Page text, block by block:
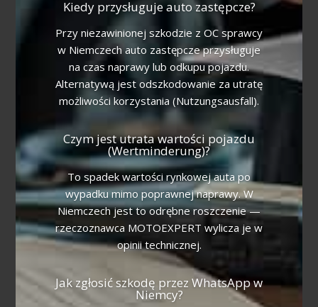
Kiedy przysługuje auto zastępcze?
Przy niezawinionej szkodzie z OC sprawcy
w Niemczech auto zastępcze przysługuje
na czas naprawy lub odkupu pojazdu.
Alternatywą jest odszkodowanie za utratę
możliwości korzystania (Nutzungsausfall).
Czym jest utrata wartości pojazdu
(Wertminderung)?
To spadek wartości rynkowej auta po
wypadku mimo poprawnej naprawy. W
Niemczech jest to odrębne roszczenie —
rzeczoznawca MOTOEXPERT wylicza je w
opinii technicznej.
Jak zgłosić szkodę przez WhatsApp w
Niemcy?